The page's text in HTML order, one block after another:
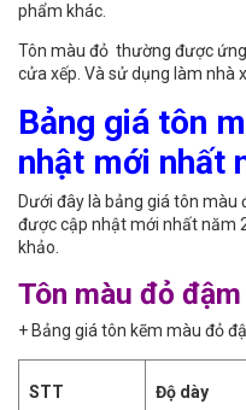
phẩm khác.
Tôn màu đỏ thường được
cửa xếp. Và sử dụng làm nhà
Bảng giá tôn
nhật mới nhất
Dưới đây là bảng giá tôn
được cập nhật mới nhất năm
khảo.
Tôn màu đỏ
+ Bảng giá tôn kẽm màu đỏ
STT Độ dày